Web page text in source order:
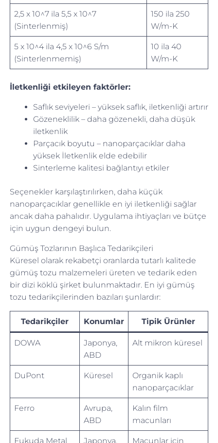
2,5 x 10^7 ila 5,5 x 10^7
(Sinterlenmiş)
150 ila 250
W/m-K
5 x 10^4 ila 4,5 x 10^6 S/m
(Sinterlenmemiş)
10 ila 40
W/m-K
İletkenliği etkileyen faktörler:
Saflık seviyeleri – yüksek saflık, iletkenliği artırır
Gözeneklilik – daha gözenekli, daha düşük
iletkenlik
Parçacık boyutu – nanoparçacıklar daha
yüksek İletkenlik elde edebilir
Sinterleme kalitesi bağlantıyı etkiler
Seçenekler karşılaştırılırken, daha küçük
nanoparçacıklar genellikle en iyi iletkenliği sağlar
ancak daha pahalıdır. Uygulama ihtiyaçları ve bütçe
için uygun dengeyi bulun.
Gümüş Tozlarının Başlıca Tedarikçileri
Küresel olarak rekabetçi oranlarda tutarlı kalitede
gümüş tozu malzemeleri üreten ve tedarik eden
bir dizi köklü şirket bulunmaktadır. En iyi gümüş
tozu tedarikçilerinden bazıları şunlardır:
Tedarikçiler Konumlar Tipik Ürünler
DOWA
Japonya,
ABD
Alt mikron küresel
DuPont Küresel
Organik kaplı
nanoparçacıklar
Ferro
Avrupa,
ABD
Kalın film
macunları
Fukuda Metal
Japonya,
Macunlar için